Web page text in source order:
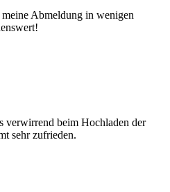
Abmeldung in wenigen
verwirrend beim Hochladen der
sehr zufrieden.